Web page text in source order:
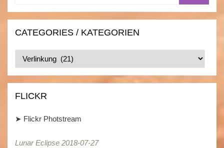
CATEGORIES / KATEGORIEN
Categories
/
FLICKR
➤ Flickr Photstream
Lunar Eclipse 2018-07-27